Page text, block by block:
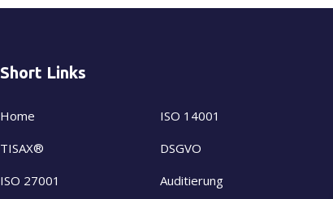
Short Links
Home
TISAX®
ISO 27001
ISO 14001
DSGVO
Auditierung